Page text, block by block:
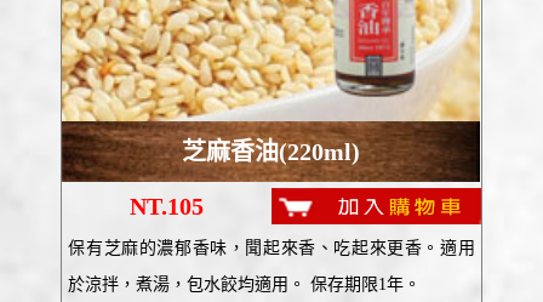
芝麻香油(220ml)
NT.105
保有芝麻的濃郁香味，聞起來香、吃起來更香。適用
於涼拌，煮湯，包水餃均適用。 保存期限1年。